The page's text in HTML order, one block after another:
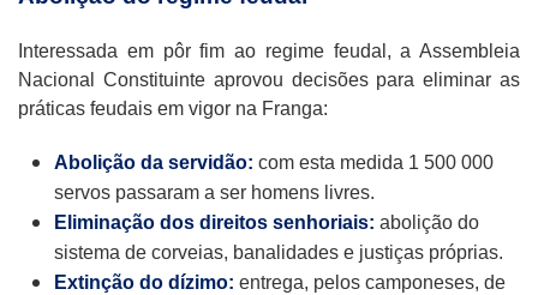
Interessada em pôr fim ao regime feudal, a Assembleia
Nacional Constituinte aprovou decisões para eliminar as
práticas feudais em vigor na Franga:
Abolição da servidão: com esta medida 1 500 000
servos passaram a ser homens livres.
Eliminação dos direitos senhoriais: abolição do
sistema de corveias, banalidades e justiças próprias.
Extinção do dízimo: entrega, pelos camponeses, de